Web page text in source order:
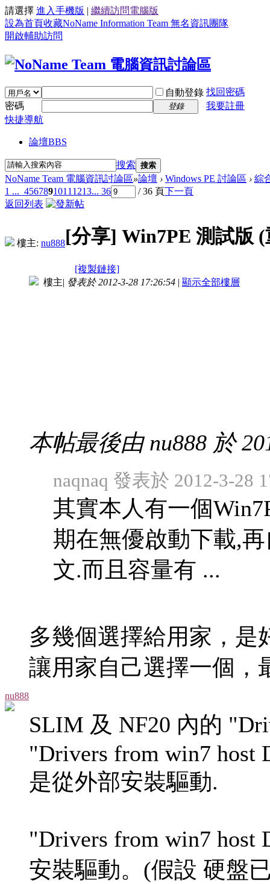
請選擇 進入手機版 | 繼續訪問電腦版
設為首頁收藏NoName Information Team 無名資訊團隊
開啟輔助訪問
自動登錄 找回密碼
密碼
登錄
我要註冊
快捷導航
論壇BBS
搜索 搜索
NoName Team 電腦資訊討論區»論壇 › Windows PE 討論區 › 綜
1 ... 4567891011 1213... 36 / 36 頁下一頁
返回列表
樓主: nu888[分享] Win7PE 測試版
[複製鏈接]
nu888
樓主| 發表於 2012-3-28 17:26:54 | 顯示全部樓層
本帖最後由 nu888 於
naqnaq 發表於 2012-3-28
其實本人有一個
期在無優啟動下載,
文.而且容量有 ...
多幾個選擇給用家，是
讓用家自己選擇一個，
SLIM 及 NF20 內的
"Drivers from win7 host
是從外部安裝驅動.
"Drivers from win7 host
安裝驅動。(假設 硬盤